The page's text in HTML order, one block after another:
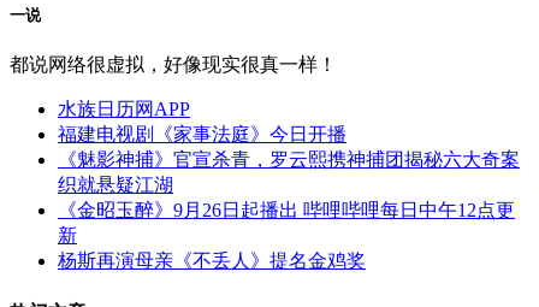
一说
都说网络很虚拟，好像现实很真一样！
水族日历网APP
福建电视剧《家事法庭》今日开播
《魅影神捕》官宣杀青，罗云熙携神捕团揭秘六大奇案
织就悬疑江湖
《金昭玉醉》9月26日起播出 哔哩哔哩每日中午12点更
新
杨斯再演母亲《不丢人》提名金鸡奖